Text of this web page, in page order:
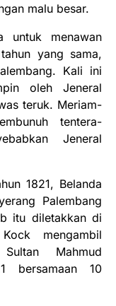
malu besar.
untuk menawan
yang sama,
Kali ini
oleh Jeneral
teruk. Meriam-
tentera-
Jeneral
1821, Belanda
Palembang
itu diletakkan di
mengambil
Mahmud
bersamaan 10